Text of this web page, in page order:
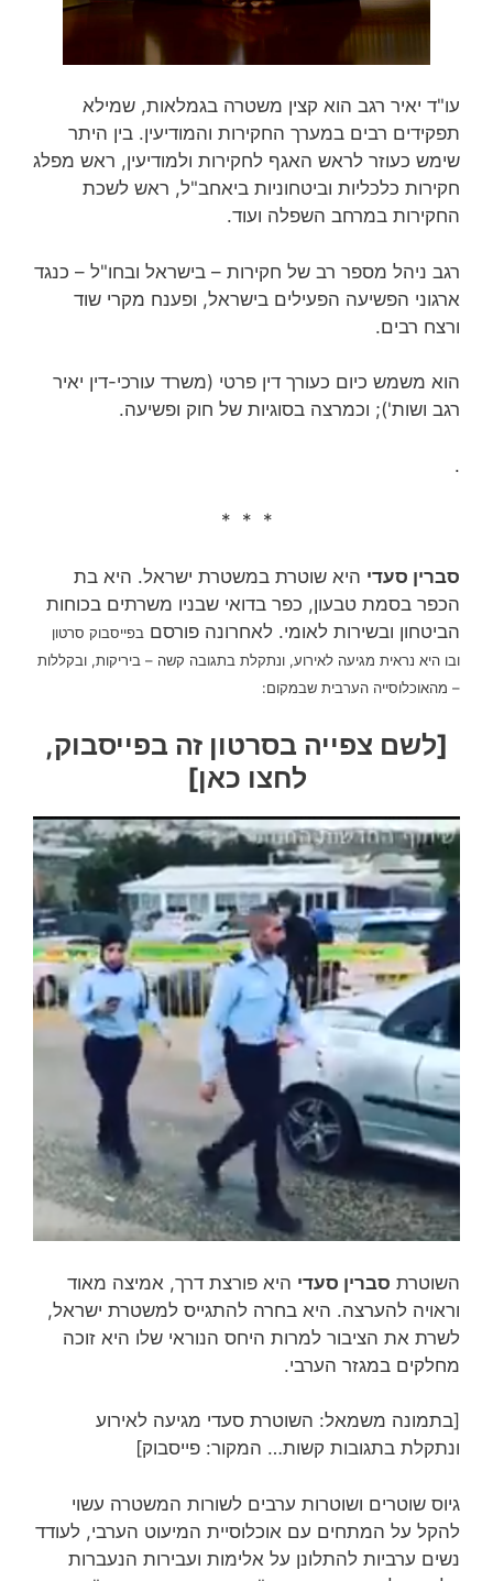
עו"ד יאיר רגב הוא קצין משטרה בגמלאות, שמילא
תפקידים רבים במערך החקירות והמודיעין. בין היתר
שימש כעוזר לראש האגף לחקירות ולמודיעין, ראש מפלג
חקירות כלכליות וביטחוניות ביאחב"ל, ראש לשכת
החקירות במרחב השפלה ועוד.
רגב ניהל מספר רב של חקירות – בישראל ובחו"ל – כנגד
ארגוני הפשיעה הפעילים בישראל, ופענח מקרי שוד
ורצח רבים.
הוא משמש כיום כעורך דין פרטי (משרד עורכי-דין‏ יאיר
רגב ושות'); וכמרצה בסוגיות של חוק ופשיעה.
.
* * *
סברין סעדי היא שוטרת במשטרת ישראל. היא בת
הכפר בסמת טבעון, כפר בדואי שבניו משרתים בכוחות
הביטחון ובשירות לאומי. לאחרונה פורסם בפייסבוק סרטון
ובו היא נראית מגיעה לאירוע, ונתקלת בתגובה קשה – ביריקות, ובקללות
– מהאוכלוסייה הערבית שבמקום:
[לשם צפייה בסרטון זה בפייסבוק,
לחצו כאן]
השוטרת סברין סעדי היא פורצת דרך, אמיצה מאוד
וראויה להערצה. היא בחרה להתגייס למשטרת ישראל,
לשרת את הציבור למרות היחס הנוראי שלו היא זוכה
מחלקים במגזר הערבי.
[בתמונה משמאל: השוטרת סעדי מגיעה לאירוע
ונתקלת בתגובות קשות… המקור: פייסבוק]
גיוס שוטרים ושוטרות ערבים לשורות המשטרה עשוי
להקל על המתחים עם אוכלוסיית המיעוט הערבי, לעודד
נשים ערביות להתלונן על אלימות ועבירות הנעברות